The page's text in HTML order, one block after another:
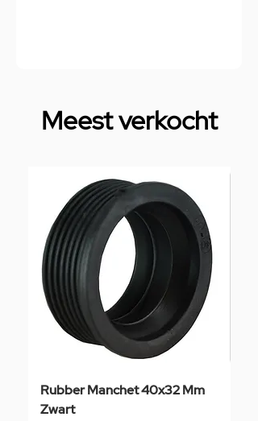
Meest verkocht
Rubber Manchet 40x32 Mm
Zwart